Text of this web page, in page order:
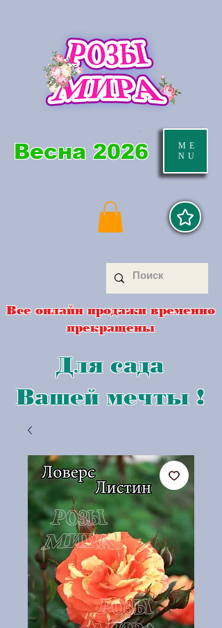
ME
NU
Весна 2026
Все онлайн продажи временно
прекращены
Для сада
Вашей мечты !